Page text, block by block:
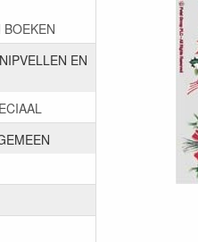
EN